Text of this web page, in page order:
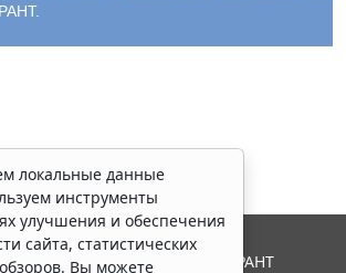
локальные данные
инструменты
улучшения и обеспечения
сайта, статистических
Вы можете
СЕРВИС", 2026. Система ГАРАНТ